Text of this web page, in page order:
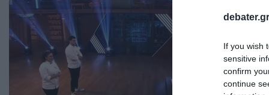
If you wish
sensitive
confirm
continue